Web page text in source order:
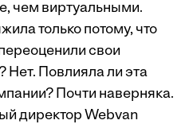
чем виртуальными.
только потому, что
свои
Нет. Повлияла ли эта
Почти наверняка.
директор Webvan